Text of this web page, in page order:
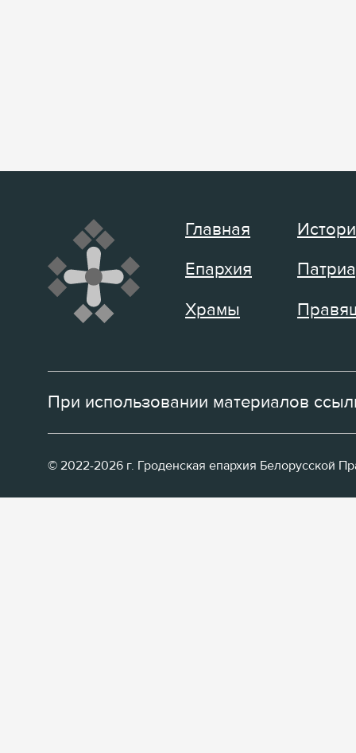
Главная
Епархия
Храмы
При использовании материалов
© 2022-2026 г. Гроденская епархия Белорусской